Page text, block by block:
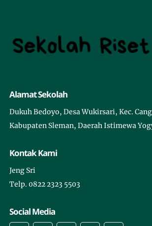
Alamat Sekolah
Dukuh Bedoyo, Desa Wukirsari, Kec.
Kabupaten Sleman, Daerah Istimewa
Kontak Kami
Jeng Sri
Telp. 0822 2323 5503
Social Media